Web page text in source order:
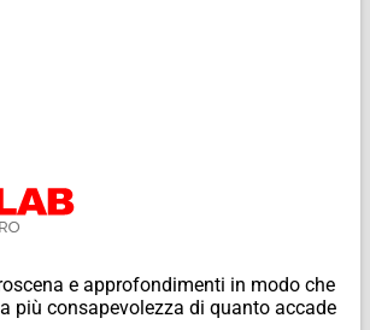
e approfondimenti in modo che
più consapevolezza di quanto accade